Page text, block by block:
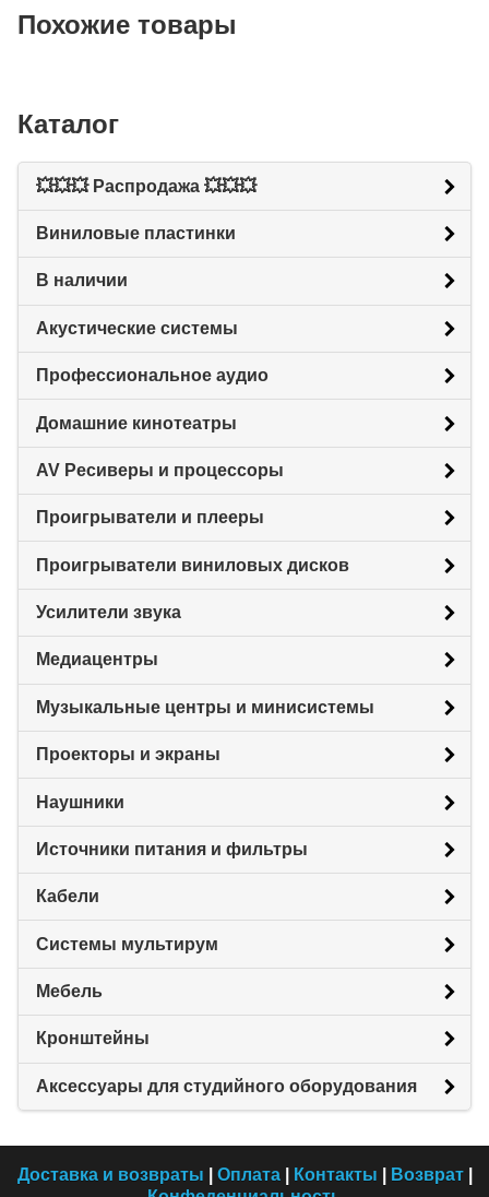
Похожие товары
Каталог
💥💥💥 Распродажа 💥💥💥
Виниловые пластинки
В наличии
Акустические системы
Профессиональное аудио
Домашние кинотеатры
AV Ресиверы и процессоры
Проигрыватели и плееры
Проигрыватели виниловых дисков
Усилители звука
Медиацентры
Музыкальные центры и минисистемы
Проекторы и экраны
Наушники
Источники питания и фильтры
Кабели
Системы мультирум
Мебель
Кронштейны
Аксессуары для студийного оборудования
Доставка и возвраты Оплата| Контакты Возврат|